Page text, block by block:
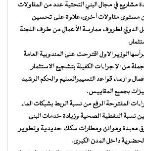
مشاريع في مجال البني التحتية عدد من المقاولات
من مستوى مقاولات أخرى،علاوة على تحسين
الدولي لظروف ممارسة الأعمال من طرف اللجنة
الوزير الاول اقترحت على المندوبية العامة
جملة من الإجراءات الكفيلة بتشجيع الاستثمار
و ارساء قواعد التسييرالسليم والحكم الرشيد
بجميع المقاييس.
المقترحة الرفع من نسبة الربط بشبكات الماء
نسبة التغطية الصحية وزيادة خدمات البنى
معبدة وموانئ ومطارات سكك حديدية وتطوير
داخل المدن الكبرى.